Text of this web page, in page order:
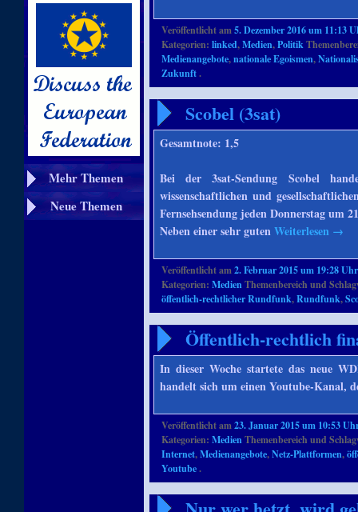
Mehr Themen
Neue Themen
Veröffentlicht am5. Dezember 2016 um 11:13
Kategorien:linked,Medien,Politik
Medienangebote,nationale Egoismen,
Zukunft.
Scobel (3sat)
Gesamtnote: 1,5
Bei der 3sat-Sendung Scobel
wissenschaftlichen und
Fernsehsendung jeden Donnerstag um
Neben einer sehr gutenWeiterlesen →
Veröffentlicht am2. Februar 2015 um 19:28 Uhr
Kategorien:MedienThemenbereich und
öffentlich-rechtlicher Rundfunk,Rundfunk,
Öffentlich-rechtlich
In dieser Woche startete das neue
handelt sich um einen Youtube-Kanal,
Veröffentlicht am23. Januar 2015 um 10:53
Kategorien:MedienThemenbereich und
Internet,Medienangebote,Netz-Plattformen,
Youtube.